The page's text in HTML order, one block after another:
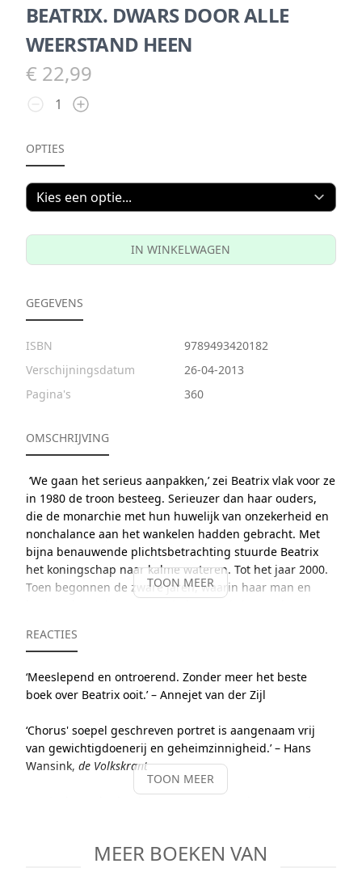
BEATRIX. DWARS DOOR ALLE
WEERSTAND HEEN
€ 22,99
OPTIES
IN WINKELWAGEN
GEGEVENS
ISBN
9789493420182
Verschijningsdatum
26-04-2013
Pagina's
360
OMSCHRIJVING
‘We gaan het serieus aanpakken,’ zei Beatrix vlak voor ze
in 1980 de troon besteeg. Serieuzer dan haar ouders,
die de monarchie met hun huwelijk van onzekerheid en
nonchalance aan het wankelen hadden gebracht. Met
bijna benauwende plichtsbetrachting stuurde Beatrix
het koningschap naar kalme wateren. Tot het jaar 2000.
Toen begonnen de zware jaren, waarin haar man en
het ooit zo Oranjegezinde volk een beweging omarmde
schetst inBeatrix. Dwars door alle weerstand heenop
basis van tientallen gesprekken met vertrouwelingen
van zichzelf en haar omgeving vraagt. Maar tegen welke
prijs?
Op 31 januari 2025 start op Videoland de 3-delige
TOON MEER
REACTIES
‘Meeslepend en ontroerend. Zonder meer het beste
boek over Beatrix ooit.’ – Annejet van der Zijl
‘Chorus' soepel geschreven portret is aangenaam vrij
van gewichtigdoenerij en geheimzinnigheid.’ – Hans
Wansink, de Volkskrant
TOON MEER
MEER BOEKEN VAN